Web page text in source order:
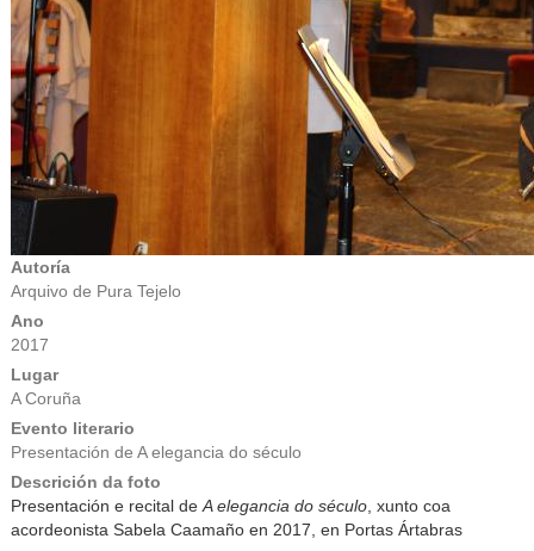
Autoría
Arquivo de Pura Tejelo
Ano
2017
Lugar
A Coruña
Evento literario
Presentación de A elegancia do século
Descrición da foto
Presentación e recital de A elegancia do século, xunto coa
acordeonista Sabela Caamaño en 2017, en Portas Ártabras